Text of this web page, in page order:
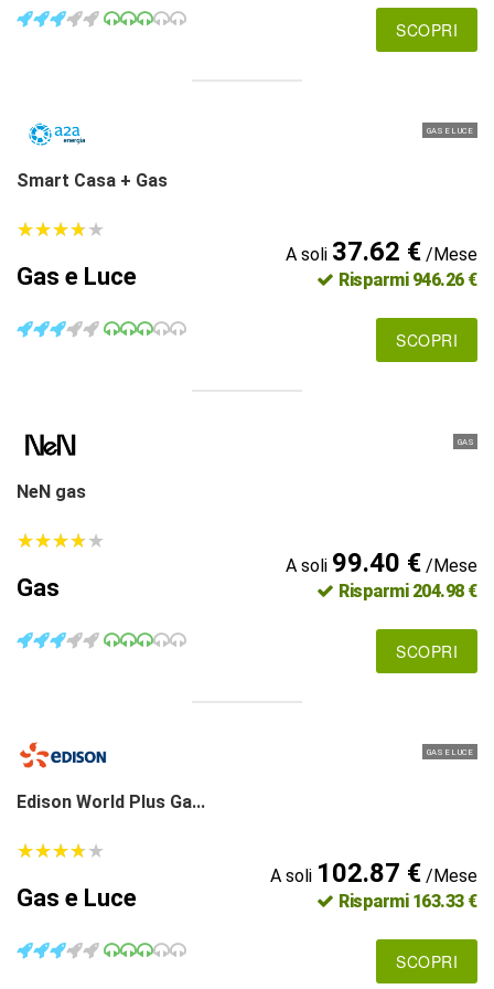
SCOPRI
GAS E LUCE
Smart Casa + Gas
★★★★★
★★★★★
Gas e Luce
A soli 37.62 €/Mese
Risparmi 946.26 €
SCOPRI
GAS
NeN gas
★★★★★
★★★★★
Gas
A soli 99.40 €/Mese
Risparmi 204.98 €
SCOPRI
GAS E LUCE
Edison World Plus Ga...
★★★★★
★★★★★
Gas e Luce
A soli 102.87 €/Mese
Risparmi 163.33 €
SCOPRI